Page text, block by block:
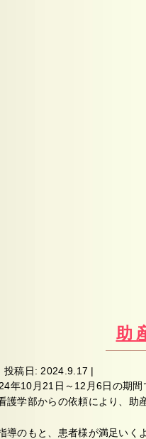
助
投稿日: 2024.9.17 |
年10月21日～12月6日の期間
護学部からの依頼により、助
導のもと、患者様が満足いく